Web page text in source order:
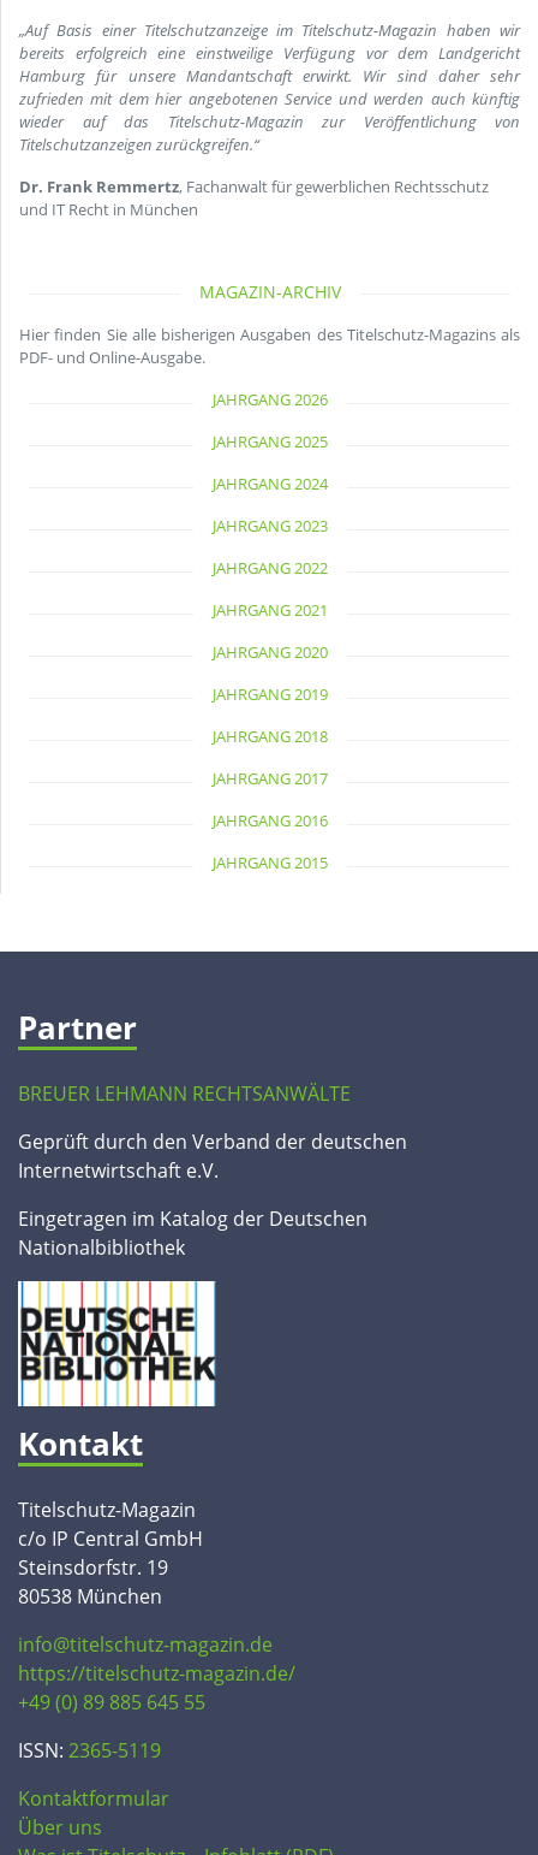
„Auf Basis einer Titelschutzanzeige im Titelschutz-Magazin haben wir
bereits erfolgreich eine einstweilige Verfügung vor dem Landgericht
Hamburg für unsere Mandantschaft erwirkt. Wir sind daher sehr
zufrieden mit dem hier angebotenen Service und werden auch künftig
wieder auf das Titelschutz-Magazin zur Veröffentlichung von
Titelschutzanzeigen zurückgreifen.“
Dr. Frank Remmertz, Fachanwalt für gewerblichen Rechtsschutz
und IT Recht in München
MAGAZIN-ARCHIV
Hier finden Sie alle bisherigen Ausgaben des Titelschutz-Magazins als
PDF- und Online-Ausgabe.
JAHRGANG 2026
JAHRGANG 2025
JAHRGANG 2024
JAHRGANG 2023
JAHRGANG 2022
JAHRGANG 2021
JAHRGANG 2020
JAHRGANG 2019
JAHRGANG 2018
JAHRGANG 2017
JAHRGANG 2016
JAHRGANG 2015
Partner
BREUER LEHMANN RECHTSANWÄLTE
Geprüft durch den Verband der deutschen
Internetwirtschaft e.V.
Eingetragen im Katalog der Deutschen
Nationalbibliothek
Kontakt
Titelschutz-Magazin
c/o IP Central GmbH
Steinsdorfstr. 19
80538 München
info@titelschutz-magazin.de
https://titelschutz-magazin.de/
+49 (0) 89 885 645 55
ISSN: 2365-5119
Kontaktformular
Über uns